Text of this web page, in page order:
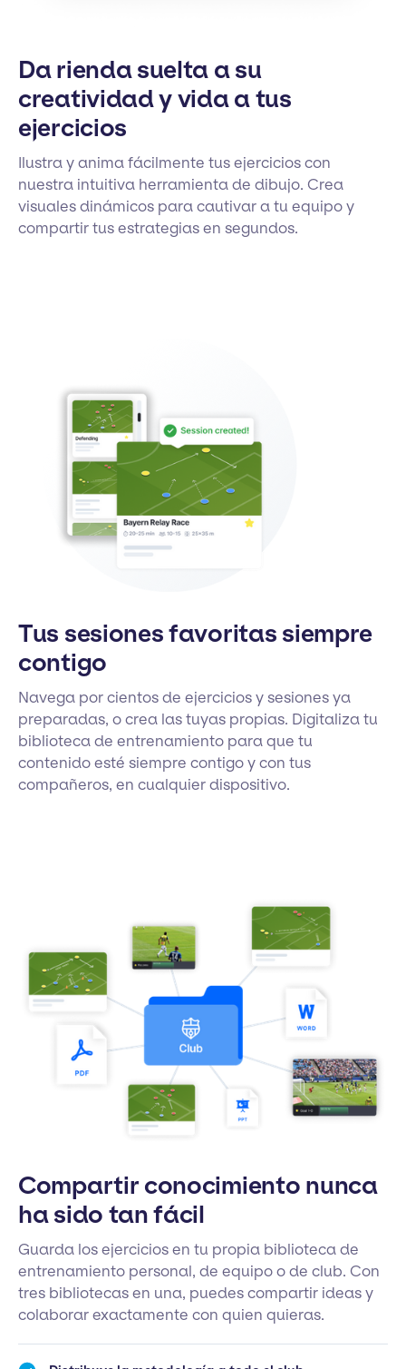
Da rienda suelta a su
creatividad y vida a tus
ejercicios
Ilustra y anima fácilmente tus ejercicios con
nuestra intuitiva herramienta de dibujo. Crea
visuales dinámicos para cautivar a tu equipo y
compartir tus estrategias en segundos.
Tus sesiones favoritas siempre
contigo
Navega por cientos de ejercicios y sesiones ya
preparadas, o crea las tuyas propias. Digitaliza tu
biblioteca de entrenamiento para que tu
contenido esté siempre contigo y con tus
compañeros, en cualquier dispositivo.
Compartir conocimiento nunca
ha sido tan fácil
Guarda los ejercicios en tu propia biblioteca de
entrenamiento personal, de equipo o de club. Con
tres bibliotecas en una, puedes compartir ideas y
colaborar exactamente con quien quieras.